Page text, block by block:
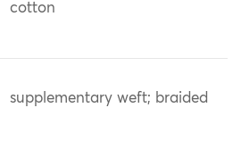
cotton
supplementary weft; braided